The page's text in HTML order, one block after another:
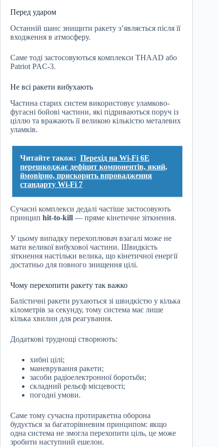
Перед ударом
Останній шанс знищити ракету з’являється після її
входження в атмосферу.
Саме тоді застосовуються комплекси THAAD або
Patriot PAC-3.
Не всі ракети вибухають
Частина старих систем використовує уламково-
фугасні бойові частини, які підриваються поруч із
ціллю та вражають її великою кількістю металевих
уламків.
Читайте також: Перехід на Wi-Fi 6E
перешкоджає дефіцит компонентів, який,
ймовірно, прискорить впровадження
стандарту Wi-Fi 7
Сучасні комплекси дедалі частіше застосовують
принцип hit-to-kill — пряме кінетичне зіткнення.
У цьому випадку перехоплювач взагалі може не
мати великої вибухової частини. Швидкість
зіткнення настільки велика, що кінетичної енергії
достатньо для повного знищення цілі.
Чому перехопити ракету так важко
Балістичні ракети рухаються зі швидкістю у кілька
кілометрів за секунду, тому система має лише
кілька хвилин для реагування.
Додаткові труднощі створюють:
хибні цілі;
маневрування ракети;
засоби радіоелектронної боротьби;
складний рельєф місцевості;
погодні умови.
Саме тому сучасна протиракетна оборона
будується за багаторівневим принципом: якщо
одна система не змогла перехопити ціль, це може
зробити наступний ешелон.